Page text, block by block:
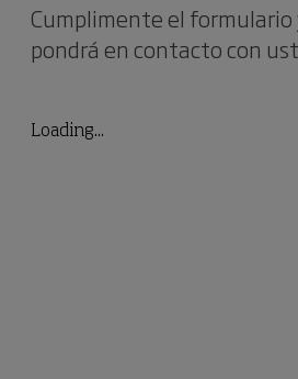
Cumplimente el
pondrá en contacto con
Loading...